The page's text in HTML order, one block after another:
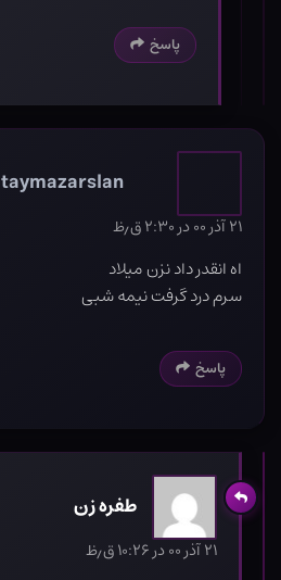
پاسخ
taymazarslan
۲۱ آذر ۰۰ در ۲:۳۰ ق٫ظ
اه انقدر داد نزن میلاد
سرم درد گرفت نیمه شبی
پاسخ
طفره زن
۲۱ آذر ۰۰ در ۱۰:۲۶ ق٫ظ